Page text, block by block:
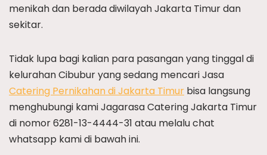
menikah dan berada diwilayah Jakarta Timur dan
sekitar.
Tidak lupa bagi kalian para pasangan yang tinggal di
kelurahan Cibubur yang sedang mencari Jasa
Catering Pernikahan di Jakarta Timur bisa langsung
menghubungi kami Jagarasa Catering Jakarta Timur
di nomor 6281-13-4444-31 atau melalu chat
whatsapp kami di bawah ini.